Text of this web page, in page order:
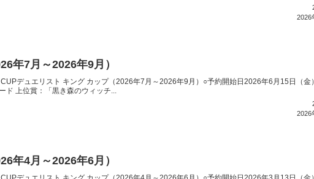
2026
年7月～2026年9月）
デュエリスト キング カップ（2026年7月～2026年9月）○予約開始日2026年6月15日（金
ド 上位賞：「黒き森のウィッチ...
2026
年4月～2026年6月）